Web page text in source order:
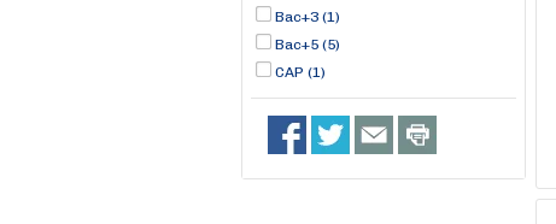
Bac+3 (1)
Bac+5 (5)
CAP (1)